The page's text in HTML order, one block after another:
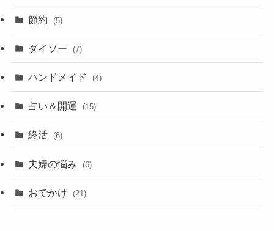
節約 (5)
ダイソー (7)
ハンドメイド (4)
占い＆開運 (15)
終活 (6)
夫婦の悩み (6)
おでかけ (21)